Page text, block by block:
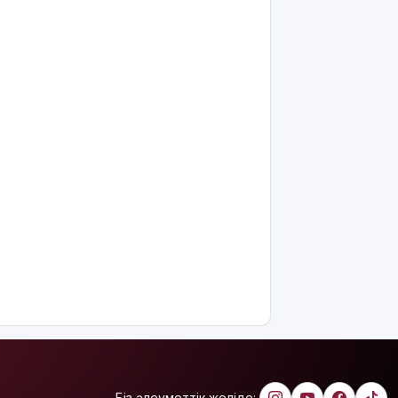
қатысуымен
экологиялық